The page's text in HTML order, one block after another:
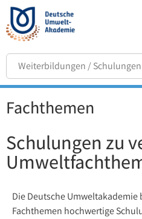
Fachthemen
Schulungen zu
Die Deutsche
Fachthemen hochwertige